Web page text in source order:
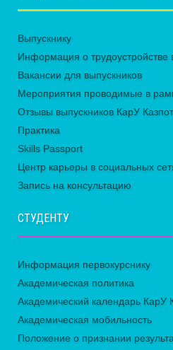
Выпускнику
Информация о трудоустройстве
Вакансии для выпускников
Мероприятия проводимые в
Отзывы выпускников КарУ
Практика
Skills Passport
Центр карьеры в социальных
Запись на консультацию
СТУДЕНТУ
Информация первокурснику
Академическая политика
Академический календарь КарУ
Академическая мобильность
Положение о признании